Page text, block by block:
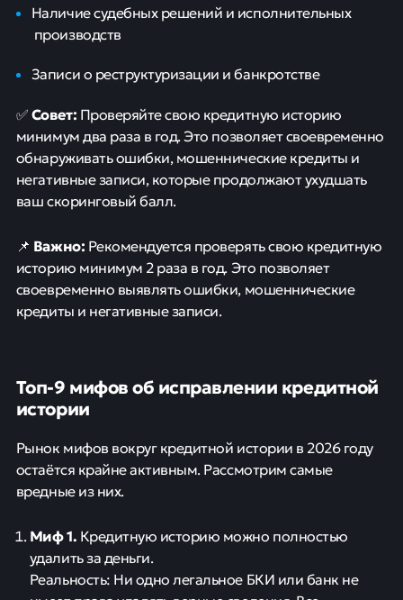
Наличие судебных решений и исполнительных
производств
Записи о реструктуризации и банкротстве
✅Совет: Проверяйте свою кредитную историю
минимум два раза в год. Это позволяет своевременно
обнаруживать ошибки, мошеннические кредиты и
негативные записи, которые продолжают ухудшать
ваш скоринговый балл.
📌 Важно: Рекомендуется проверять свою кредитную
историю минимум 2 раза в год. Это позволяет
своевременно выявлять ошибки, мошеннические
кредиты и негативные записи.
Топ-9 мифов об исправлении кредитной
истории
Рынок мифов вокруг кредитной истории в 2026 году
остаётся крайне активным. Рассмотрим самые
вредные из них.
Миф 1. Кредитную историю можно полностью
удалить за деньги.
Реальность: Ни одно легальное БКИ или банк не